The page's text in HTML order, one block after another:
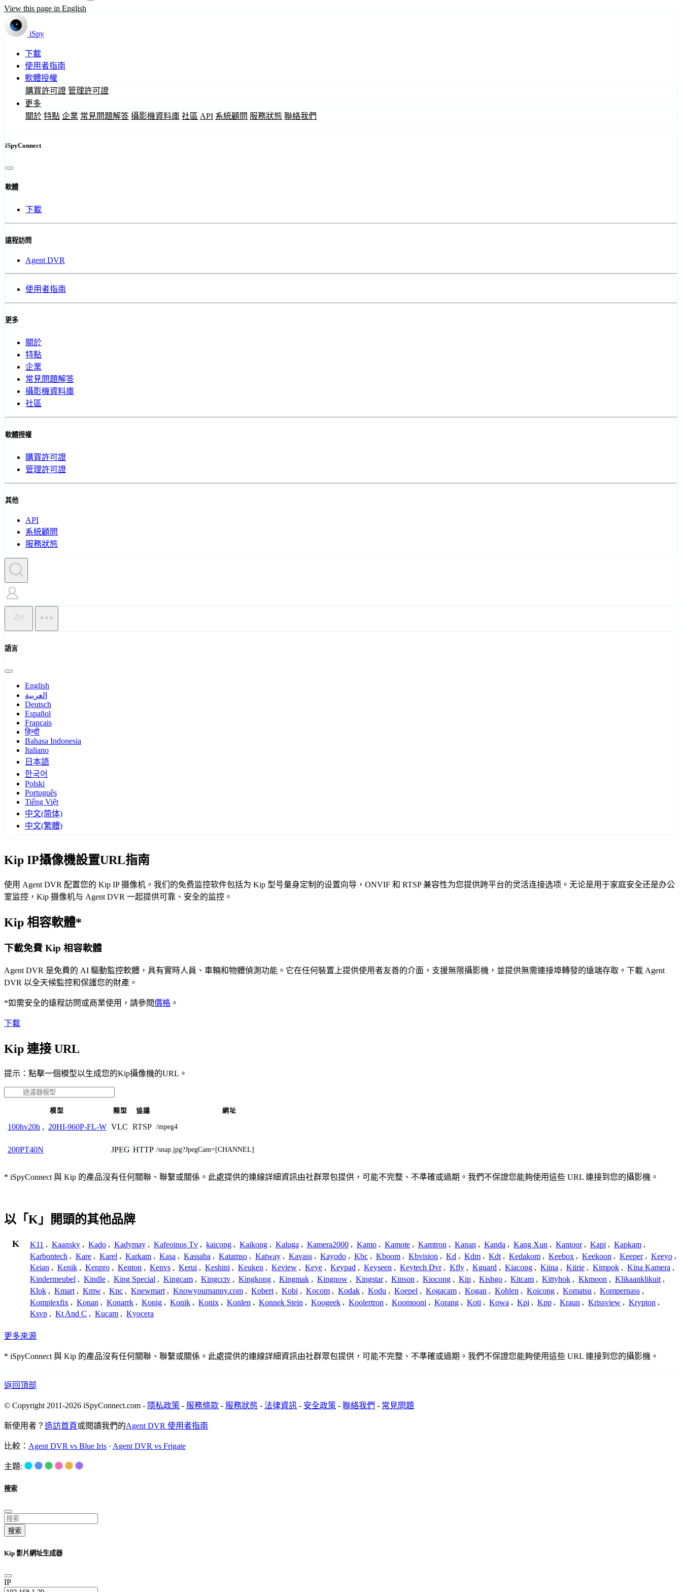
View this page in English
iSpy
下載
使用者指南
軟體授權
購買許可證 管理許可證
更多
關於 特點 企業 常見問題解答 攝影機資料庫 社區 API 系統顧問 服務狀態 聯絡我們
iSpyConnect
軟體
下載
遠程訪問
Agent DVR
使用者指南
更多
關於
特點
企業
常見問題解答
攝影機資料庫
社區
軟體授權
購買許可證
管理許可證
其他
API
系統顧問
服務狀態
ZH
語言
English
العربية
Deutsch
Español
Français
हिन्दी
Bahasa Indonesia
Italiano
日本語
한국어
Polski
Português
Tiếng Việt
中文(简体)
中文(繁體)
Kip IP攝像機設置URL指南
使用 Agent DVR 配置您的 Kip IP 摄像机。我们的免费监控软件包括为 Kip 型号量身定制的设置向导，ONVIF 和 RTSP 兼容性为您提供跨平台的灵活连接选项。无论是用于家庭安全还是办公
室监控，Kip 摄像机与 Agent DVR 一起提供可靠、安全的监控。
Kip 相容軟體*
下載免費 Kip 相容軟體
Agent DVR 是免費的 AI 驅動監控軟體，具有實時人員、車輛和物體偵測功能。它在任何裝置上提供使用者友善的介面，支援無限攝影機，並提供無需連接埠轉發的遠端存取。下載 Agent
DVR 以全天候監控和保護您的財產。
*如需安全的遠程訪問或商業使用，請參閱價格 。
下載
Kip 連接 URL
提示：點擊一個模型以生成您的Kip攝像機的URL。
模型 類型 協議 網址
100hv20h , 20HI-960P-FL-W VLC RTSP /mpeg4
200PT40N JPEG HTTP /snap.jpg?JpegCam=[CHANNEL]
* iSpyConnect 與 Kip 的產品沒有任何關聯、聯繫或關係。此處提供的連線詳細資訊由社群眾包提供，可能不完整、不準確或過期。我們不保證您能夠使用這些 URL 連接到您的攝影機。
以「K」開頭的其他品牌
K K11 , Kaansky , Kado , Kadymay , Kafeoinos Tv , kaicong , Kaikong , Kaluga , Kamera2000 , Kamo , Kamote , Kamtron , Kanan , Kanda , Kang Xun , Kantoor , Kapi , Kapkam ,
Karbontech , Kare , Karel , Karkam , Kasa , Kassaba , Katamso , Katway , Kavass , Kayodo , Kbc , Kboom , Kbvision , Kd , Kdm , Kdt , Kedakom , Keebox , Keekoon , Keeper , Keeyo ,
Keian , Kenik , Kenpro , Kenton , Kenvs , Kerui , Keshini , Keuken , Keview , Keye , Keypad , Keyseen , Keytech Dvr , Kfly , Kguard , Kiacong , Kiina , Kiirie , Kimpok , Kina Kamera ,
Kindermeubel , Kindle , King Special , Kingcam , Kingcctv , Kingkong , Kingmak , Kingnow , Kingstar , Kinson , Kiocong , Kip , Kishgo , Kitcam , Kittyhok , Kkmoon , Klikaanklikuit ,
Klok , Kmart , Kmw , Knc , Knewmart , Knowyournanny.com , Kobert , Kobi , Kocom , Kodak , Kodu , Koepel , Kogacam , Kogan , Kohlen , Koicong , Komatsu , Kompernass ,
Komplexfix , Konan , Konarrk , Konig , Konik , Konix , Konlen , Konnek Stein , Koogeek , Koolertron , Koomooni , Korang , Koti , Kowa , Kpi , Kpp , Kraun , Krissview , Krypton ,
Ksvp , Kt And C , Kucam , Kyocera
更多來源
* iSpyConnect 與 Kip 的產品沒有任何關聯、聯繫或關係。此處提供的連線詳細資訊由社群眾包提供，可能不完整、不準確或過期。我們不保證您能夠使用這些 URL 連接到您的攝影機。
返回頂部
© Copyright 2011-2026 iSpyConnect.com - 隱私政策 - 服務條款 - 服務狀態 - 法律資訊 - 安全政策 - 聯絡我們 - 常見問題
新使用者？ 造訪首頁或閱讀我們的Agent DVR 使用者指南
比較： Agent DVR vs Blue Iris · Agent DVR vs Frigate
主題:
搜索
搜索
Kip 影片網址生成器
IP